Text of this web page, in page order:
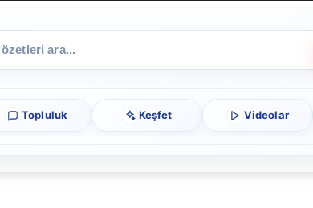
Topluluk Keşfet Videolar